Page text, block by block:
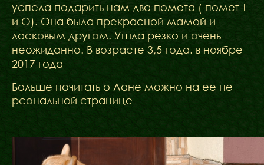
успела подарить нам два помета ( помет Т
и О). Она была прекрасной мамой и
ласковым другом. Ушла резко и очень
неожиданно. В возрасте 3,5 года. в ноябре
2017 года
Больше почитать о Лане можно на ее пе
рсональной странице